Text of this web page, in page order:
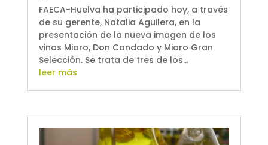
FAECA-Huelva ha participado hoy, a través
de su gerente, Natalia Aguilera, en la
presentación de la nueva imagen de los
vinos Mioro, Don Condado y Mioro Gran
Selección. Se trata de tres de los...
leer más